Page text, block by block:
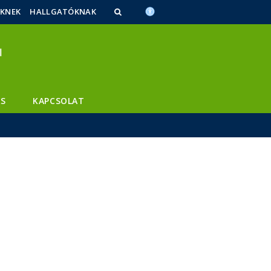
HALLGATÓKNAK
KAPCSOLAT